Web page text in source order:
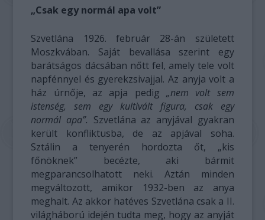
„Csak egy normál apa volt”
Szvetlána 1926. február 28-án született
Moszkvában. Saját bevallása szerint egy
barátságos dácsában nőtt fel, amely tele volt
napfénnyel és gyerekzsivajjal. Az anyja volt a
ház úrnője, az apja pedig „nem volt sem
istenség, sem egy kultivált figura, csak egy
normál apa”. Szvetlána az anyjával gyakran
került konfliktusba, de az apjával soha.
Sztálin a tenyerén hordozta őt, „kis
főnöknek” becézte, aki bármit
megparancsolhatott neki. Aztán minden
megváltozott, amikor 1932-ben az anya
meghalt. Az akkor hatéves Szvetlána csak a II.
világháború idején tudta meg, hogy az anyját